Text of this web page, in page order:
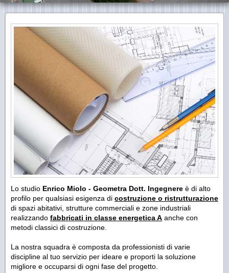
Lo studio Enrico Miolo - Geometra Dott. Ingegnere è di alto
profilo per qualsiasi esigenza di costruzione o ristrutturazione
di spazi abitativi, strutture commerciali e zone industriali
realizzando fabbricati in classe energetica A anche con
metodi classici di costruzione.
La nostra squadra è composta da professionisti di varie
discipline al tuo servizio per ideare e proporti la soluzione
migliore e occuparsi di ogni fase del progetto.